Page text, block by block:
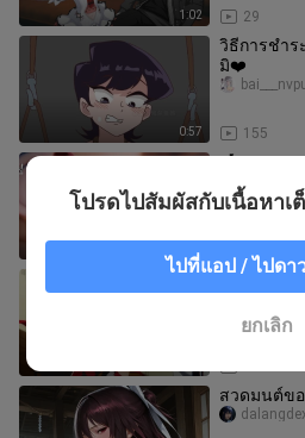
1:02 29
0:57
วิธีการชำ
มิ❤️
155
【บลูแอมบ
รุ่นพี่
로보트태
“โดนสาวน้
คลั่งสาวน้อ
xiaofeifeizy
สวดมนต์ข
โปรดไปสัมผัสกับเนื้อหา
ไปที่แอป / ไปดา
ยกเลิก